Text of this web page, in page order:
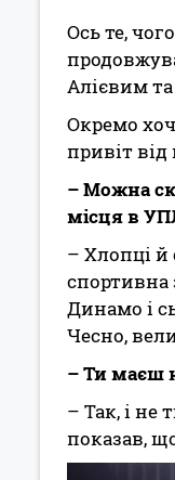
Ось те,
Алієвим
Окремо
привіт від
– Можна
місця в
– Хлопці й
спортивна
Динамо і
Чесно,
– Ти маєш
– Так, і не
показав,